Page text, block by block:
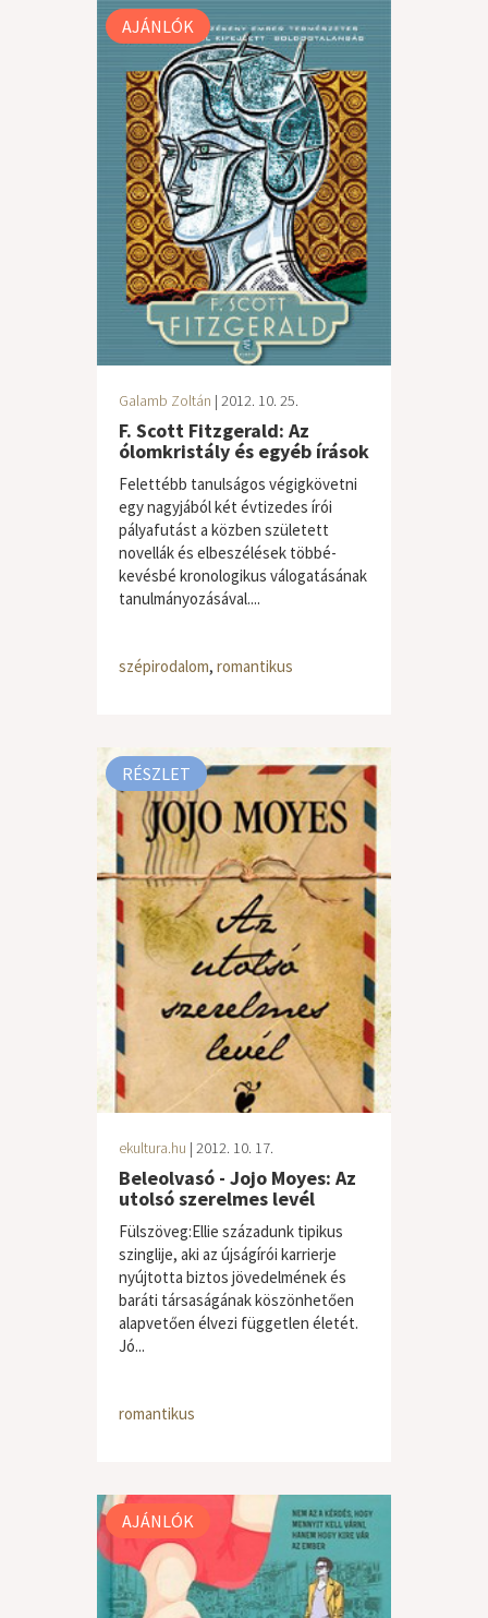
AJÁNLÓK
Galamb Zoltán | 2012. 10. 25.
F. Scott Fitzgerald: Az
ólomkristály és egyéb írások
Felettébb tanulságos végigkövetni
egy nagyjából két évtizedes írói
pályafutást a közben született
novellák és elbeszélések többé-
kevésbé kronologikus válogatásának
tanulmányozásával....
szépirodalom, romantikus
RÉSZLET
ekultura.hu | 2012. 10. 17.
Beleolvasó - Jojo Moyes: Az
utolsó szerelmes levél
Fülszöveg:Ellie századunk tipikus
szinglije, aki az újságírói karrierje
nyújtotta biztos jövedelmének és
baráti társaságának köszönhetően
alapvetően élvezi független életét.
Jó...
romantikus
AJÁNLÓK